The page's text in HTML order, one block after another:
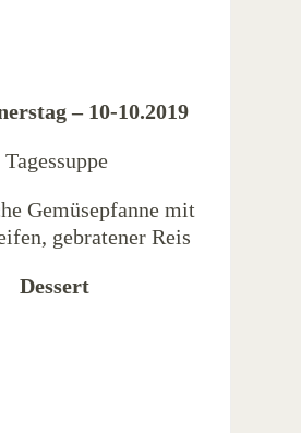
– 10-10.2019
Tagessuppe
Gemüsepfanne mit
gebratener Reis
Dessert